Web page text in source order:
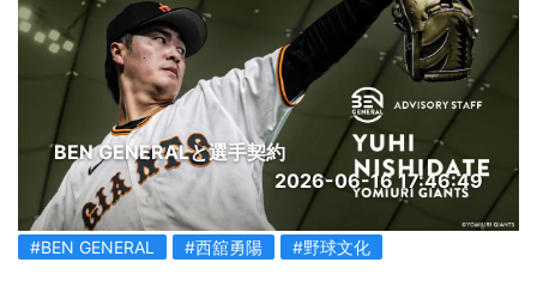
BEN GENERALと選手契約
2026-06-16 17:46:49
#BEN GENERAL #西舘勇陽 #野球文化